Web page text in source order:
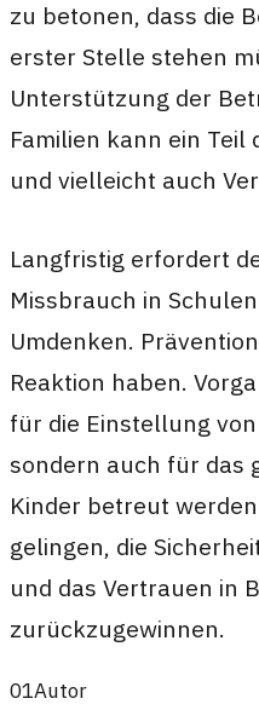
zu betonen, dass die
erster Stelle stehen
Unterstützung der
Familien kann ein
und vielleicht auch
Langfristig erfordert
Missbrauch in
Umdenken.
Reaktion haben.
für die Einstellung
sondern auch für das
Kinder betreut
gelingen, die
und das Vertrauen in
zurückzugewinnen.
01Autor